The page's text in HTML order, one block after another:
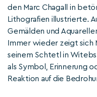
den Marc Chagall in
Lithografien illustrierte.
Gemälden und
Immer wieder zeigt sich
seinem Schtetl in
als Symbol, Erinnerung
Reaktion auf die